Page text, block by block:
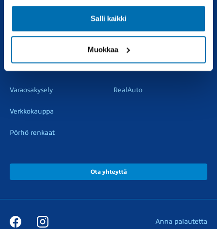
Salli kaikki
Muokkaa
Vauriokorjaus
Varaosakysely
Verkkokauppa
Pörhö renkaat
RealAuto
Ota yhteyttä
Anna palautetta